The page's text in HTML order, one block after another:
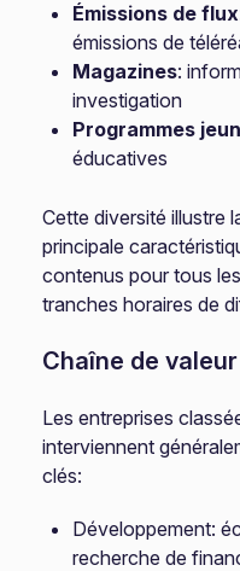
Émissions de flux
émissions de
Magazines:
investigation
Programmes
éducatives
Cette diversité illustre
principale
contenus pour tous
tranches horaires de
Chaîne de
Les entreprises
interviennent
clés:
Développement:
recherche de